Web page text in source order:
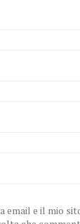
email e il mio